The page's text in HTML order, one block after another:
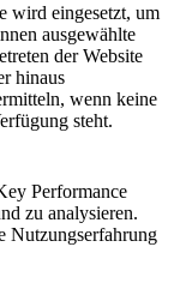
wird eingesetzt, um
ausgewählte
der Website
hinaus
wenn keine
steht.
Performance
zu analysieren.
Nutzungserfahrung